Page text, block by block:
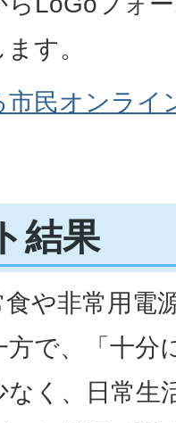
す。
市民オンライ
結果
や非常用電
方で、「十分
なく、日常生